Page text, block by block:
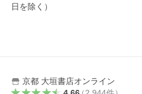
日を除く）
京都 大垣書店オンライン